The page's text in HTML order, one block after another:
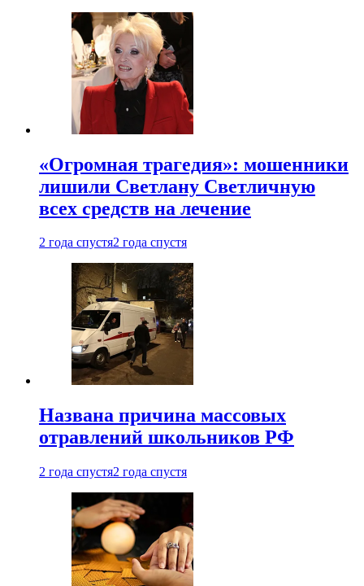
«Огромная трагедия»: мошенники
лишили Светлану Светличную
всех средств на лечение
2 года спустя2 года спустя
Названа причина массовых
отравлений школьников РФ
2 года спустя2 года спустя